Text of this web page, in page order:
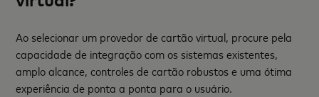
Ao selecionar um provedor de cartão virtual, procure pela
capacidade de integração com os sistemas existentes,
amplo alcance, controles de cartão robustos e uma ótima
experiência de ponta a ponta para o usuário.